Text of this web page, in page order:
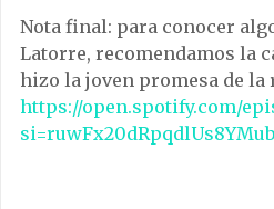
Nota final: para conocer
Latorre, recomendamos la
hizo la joven promesa de la
https://open.spotify.com/